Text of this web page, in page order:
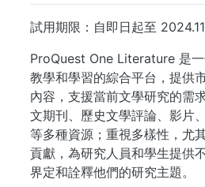
試用期限：自即日起至
ProQuest One Literature 是一
教學和學習的綜合平台，提供
內容，支援當前文學研究的需
文期刊、歷史文學評論、影片
等多種資源；重視多樣性，尤
貢獻，為研究人員和學生提供
界定和詮釋他們的研究主題。